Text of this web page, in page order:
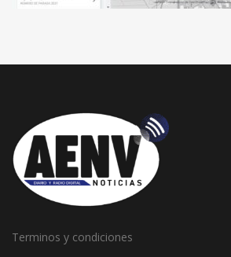
Terminos y condiciones